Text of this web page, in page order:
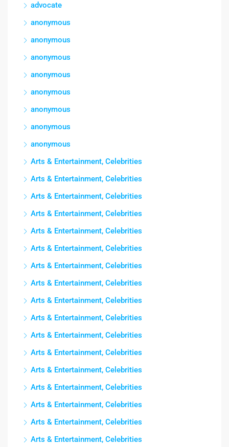
advocate
anonymous
anonymous
anonymous
anonymous
anonymous
anonymous
anonymous
anonymous
Arts & Entertainment, Celebrities
Arts & Entertainment, Celebrities
Arts & Entertainment, Celebrities
Arts & Entertainment, Celebrities
Arts & Entertainment, Celebrities
Arts & Entertainment, Celebrities
Arts & Entertainment, Celebrities
Arts & Entertainment, Celebrities
Arts & Entertainment, Celebrities
Arts & Entertainment, Celebrities
Arts & Entertainment, Celebrities
Arts & Entertainment, Celebrities
Arts & Entertainment, Celebrities
Arts & Entertainment, Celebrities
Arts & Entertainment, Celebrities
Arts & Entertainment, Celebrities
Arts & Entertainment, Celebrities